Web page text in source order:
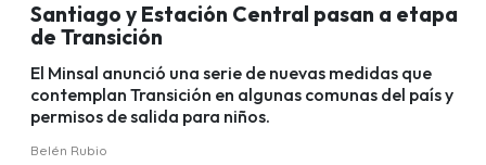
Santiago y Estación Central pasan a etapa
de Transición
El Minsal anunció una serie de nuevas medidas que
contemplan Transición en algunas comunas del país y
permisos de salida para niños.
Belén Rubio